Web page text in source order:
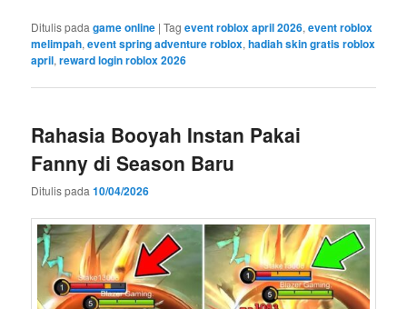
Ditulis pada game online |Tag event roblox april 2026,event roblox
melimpah,event spring adventure roblox,hadiah skin gratis roblox
april,reward login roblox 2026
Rahasia Booyah Instan Pakai
Fanny di Season Baru
Ditulis pada10/04/2026